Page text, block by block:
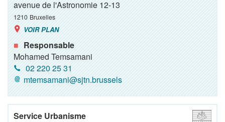
avenue de l'Astronomie 12-13
1210 Bruxelles
VOIR PLAN
Responsable
Mohamed Temsamani
02 220 25 31
mtemsamani@sjtn.brussels
Service Urbanisme